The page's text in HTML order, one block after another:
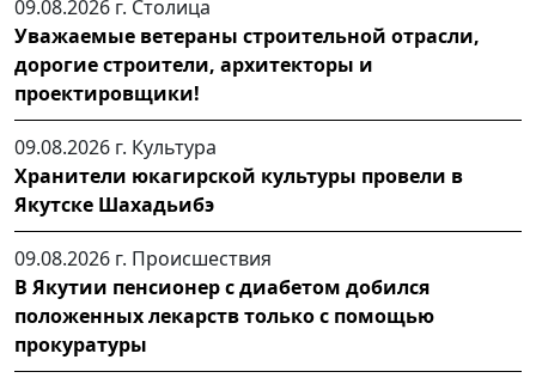
09.08.2026 г. Столица
Уважаемые ветераны строительной отрасли,
дорогие строители, архитекторы и
проектировщики!
09.08.2026 г. Культура
Хранители юкагирской культуры провели в
Якутске Шахадьибэ
09.08.2026 г. Происшествия
В Якутии пенсионер с диабетом добился
положенных лекарств только с помощью
прокуратуры